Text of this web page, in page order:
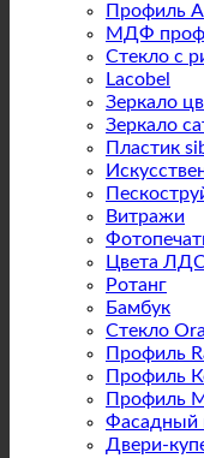
Профиль
МДФ
Стекло с
Lacobel
Зеркало
Зеркало
Пластик
Витражи
Цвета
Ротанг
Бамбук
Стекло
Профиль
Профиль
Профиль
Фасадный
Двери-